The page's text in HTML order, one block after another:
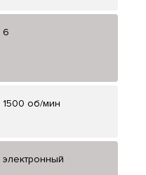
6
1500 об/мин
электронный